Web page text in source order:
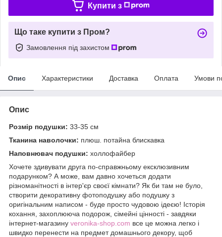
Купити з
Що таке купити з Пром?
Замовлення під захистом
Опис Характеристики Доставка Оплата Умови
Опис
Розмір подушки: 33-35 см
Тканина наволочки: плюш. потайна блискавка
Наповнювач подушки: холлофайбер
Хочете здивувати друга по-справжньому ексклюзивним
подарунком? А може, вам давно хочеться додати
різноманітності в інтер'єр своєї кімнати? Як би там не було,
створити декоративну фотоподушку або подушку з
оригінальним написом - буде просто чудовою ідеєю! Історія
кохання, захоплююча подорож, сімейні цінності - завдяки
інтернет-магазину veronika-shop.com все це можна легко і
швидко перенести на предмет домашнього декору, щоб